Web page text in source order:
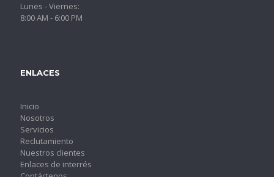
Lunes - Viernes:
8:00 AM - 6:00 PM
ENLACES
Inicio
Nosotros
Servicios
Reclutamiento
Nuestros clientes
Enlaces de interrés